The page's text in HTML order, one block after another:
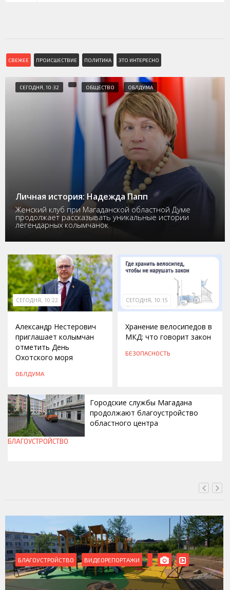
СВЕЖЕЕ ПРОИСШЕСТВИЕ ПОЛИТИКА ЭТО ИНТЕРЕСНО
СЕГОДНЯ, 10:32 ОБЩЕСТВО ОБЛДУМА
Личная история: Надежда Папп
Женский клуб при Магаданской областной Думе
продолжает рассказывать уникальные истории
легендарных колымчанок
СЕГОДНЯ, 10:22
Александр Нестерович
приглашает колымчан
отметить День
Охотского моря
ОБЛДУМА
СЕГОДНЯ, 10:15
Хранение велосипедов в
МКД: что говорит закон
БЕЗОПАСНОСТЬ
Городские службы Магадана
продолжают благоустройство
областного центра
БЛАГОУСТРОЙСТВО
БЛАГОУСТРОЙСТВО ВИДЕОРЕПОРТАЖИ